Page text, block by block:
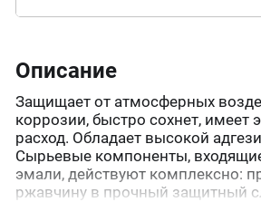
Описание
Защищает от атмосферных
коррозии, быстро сохнет, имеет
расход. Обладает высокой
Сырьевые компоненты,
эмали, действуют комплексно:
ржавчину в прочный защитный